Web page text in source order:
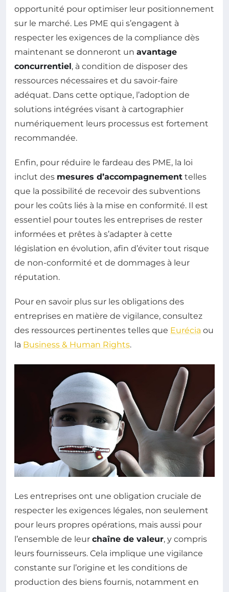
opportunité pour optimiser leur positionnement
sur le marché. Les PME qui s’engagent à
respecter les exigences de la compliance dès
maintenant se donneront un avantage
concurrentiel, à condition de disposer des
ressources nécessaires et du savoir-faire
adéquat. Dans cette optique, l’adoption de
solutions intégrées visant à cartographier
numériquement leurs processus est fortement
recommandée.
Enfin, pour réduire le fardeau des PME, la loi
inclut des mesures d’accompagnement telles
que la possibilité de recevoir des subventions
pour les coûts liés à la mise en conformité. Il est
essentiel pour toutes les entreprises de rester
informées et prêtes à s’adapter à cette
législation en évolution, afin d’éviter tout risque
de non-conformité et de dommages à leur
réputation.
Pour en savoir plus sur les obligations des
entreprises en matière de vigilance, consultez
des ressources pertinentes telles que Eurécia ou
la Business & Human Rights.
Les entreprises ont une obligation cruciale de
respecter les exigences légales, non seulement
pour leurs propres opérations, mais aussi pour
l’ensemble de leur chaîne de valeur, y compris
leurs fournisseurs. Cela implique une vigilance
constante sur l’origine et les conditions de
production des biens fournis, notamment en